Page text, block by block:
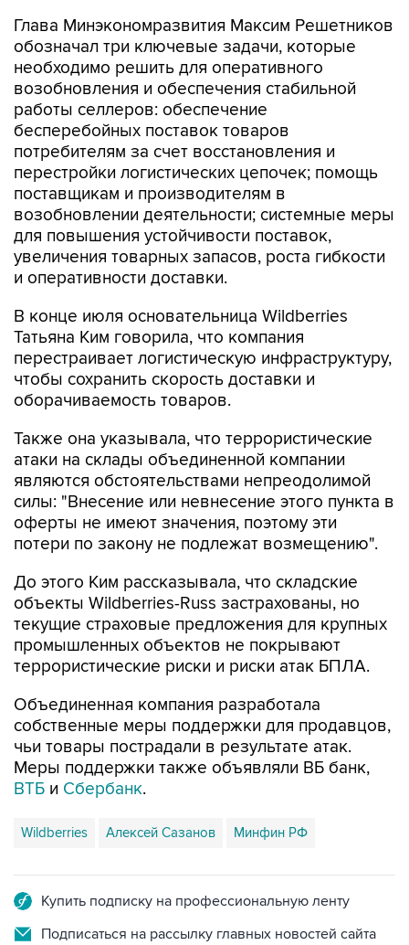
Глава Минэкономразвития Максим Решетников
обозначал три ключевые задачи, которые
необходимо решить для оперативного
возобновления и обеспечения стабильной
работы селлеров: обеспечение
бесперебойных поставок товаров
потребителям за счет восстановления и
перестройки логистических цепочек; помощь
поставщикам и производителям в
возобновлении деятельности; системные меры
для повышения устойчивости поставок,
увеличения товарных запасов, роста гибкости
и оперативности доставки.
В конце июля основательница Wildberries
Татьяна Ким говорила, что компания
перестраивает логистическую инфраструктуру,
чтобы сохранить скорость доставки и
оборачиваемость товаров.
Также она указывала, что террористические
атаки на склады объединенной компании
являются обстоятельствами непреодолимой
силы: "Внесение или невнесение этого пункта в
оферты не имеют значения, поэтому эти
потери по закону не подлежат возмещению".
До этого Ким рассказывала, что складские
объекты Wildberries-Russ застрахованы, но
текущие страховые предложения для крупных
промышленных объектов не покрывают
террористические риски и риски атак БПЛА.
Объединенная компания разработала
собственные меры поддержки для продавцов,
чьи товары пострадали в результате атак.
Меры поддержки также объявляли ВБ банк,
ВТБ и Сбербанк.
Wildberries Алексей Сазанов Минфин РФ
Купить подписку на профессиональную ленту
Подписаться на рассылку главных новостей сайта